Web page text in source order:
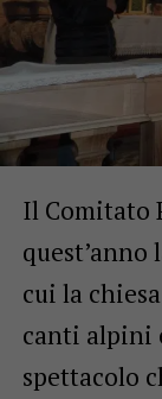
Il Comitato
quest’anno
cui la
canti alpini
spettacolo